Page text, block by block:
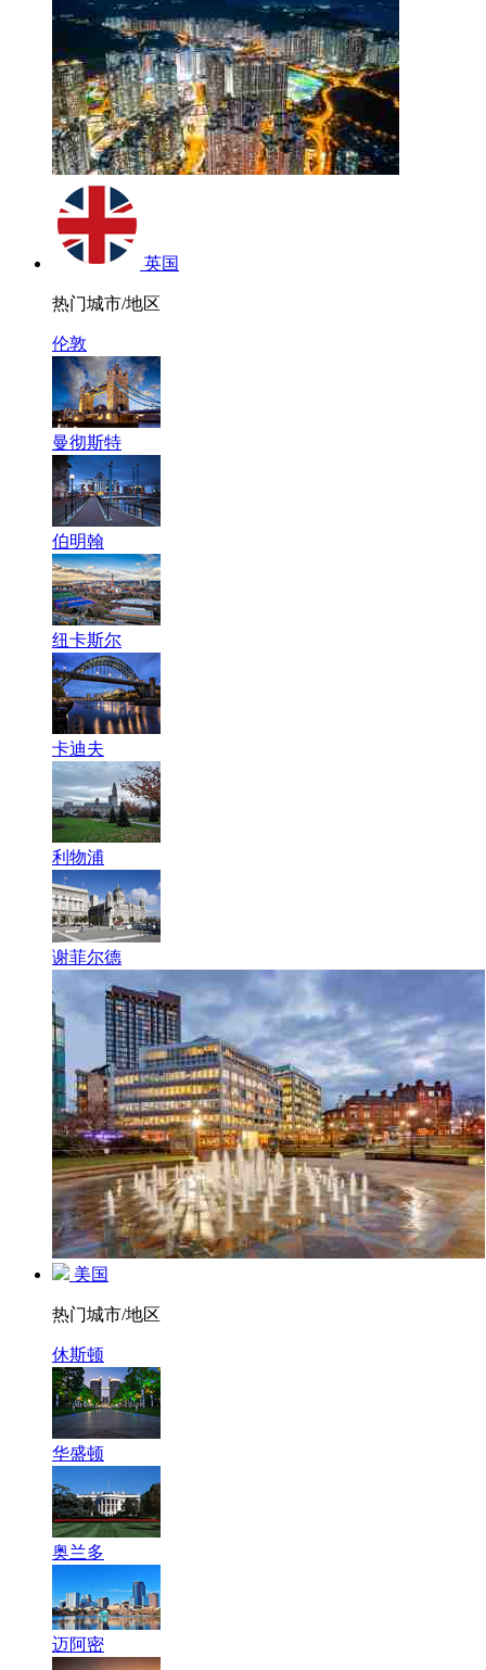
英国
热门城市/地区
伦敦
曼彻斯特
伯明翰
纽卡斯尔
卡迪夫
利物浦
谢菲尔德
美国
热门城市/地区
休斯顿
华盛顿
奥兰多
迈阿密